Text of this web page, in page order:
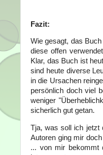
Fazit:
Wie gesagt, das
diese offen
Klar, das Buch ist
sind heute diverse
in die Ursachen
persönlich doch viel
weniger
sicherlich gut getan.
Tja, was soll ich jetzt
Autoren ging mir
... von mir bekommt